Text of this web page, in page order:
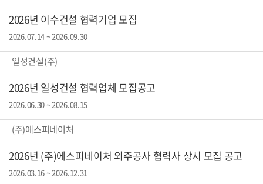
2026년 이수건설 협력기업 모집
2026.07.14 ~ 2026.09.30
일성건설(주)
2026년 일성건설 협력업체 모집공고
2026.06.30 ~ 2026.08.15
(주)에스피네이처
2026년 (주)에스피네이처 외주공사 협력사 상시 모집 공고
2026.03.16 ~ 2026.12.31